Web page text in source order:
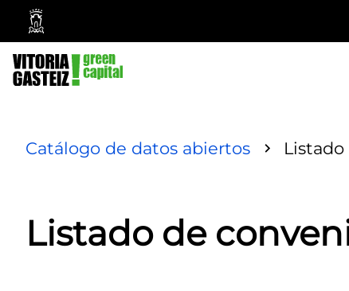
Ayuntamiento
Vitoria-
Gasteiz
Catálogo de datos abiertos
Listado de